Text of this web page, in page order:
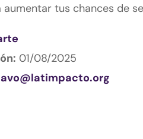
tus chances de
01/08/2025